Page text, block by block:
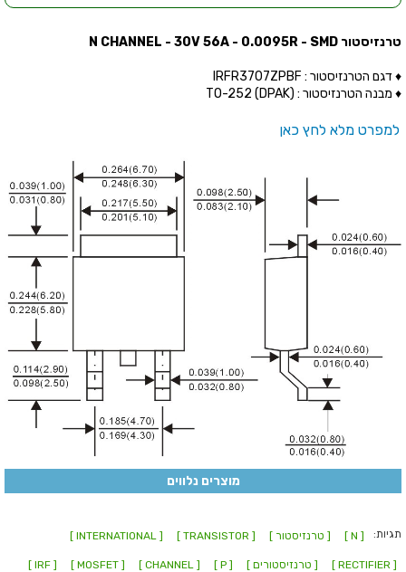
טרנזיסטור N CHANNEL - 30V 56A - 0.0095R - SMD
♦ דגם הטרנזיסטור : IRFR3707ZPBF
♦ מבנה הטרנזיסטור : (TO-252 (DPAK
למפרט מלא לחץ כאן
מוצרים נלווים
תגיות: [ N ] [ טרנזיסטור ] [ TRANSISTOR ]
[ INTERNATIONAL ]
[ RECTIFIER ] [ טרנזיסטורים ] [ P ]
[ CHANNEL ]
[ MOSFET ]
[ IRF ]